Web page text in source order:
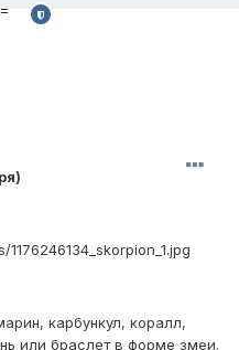
карбункул, коралл,
или браслет в форме змеи.